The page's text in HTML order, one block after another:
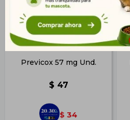
Previcox 57 mg Und.
$ 47
$ 34